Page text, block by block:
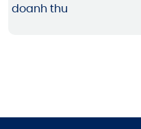
doanh thu